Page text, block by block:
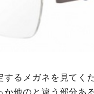
るメガネを見てくだ
他のと違う部分あ